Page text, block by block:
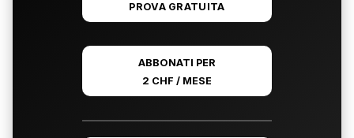
PROVA GRATUITA
ABBONATI PER
2 CHF / MESE